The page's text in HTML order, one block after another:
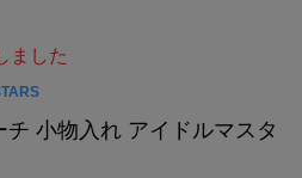
ました
小物入れ アイドルマスタ